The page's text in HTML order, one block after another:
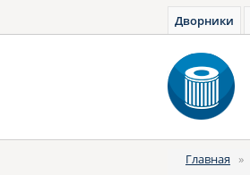
Дворники
Главная »